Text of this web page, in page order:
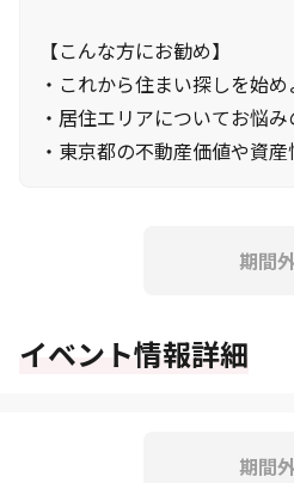
【こんな方にお勧め】
・これから住まい探しを始
・居住エリアについてお悩
・東京都の不動産価値や資
期間
イベント情報詳細
期間